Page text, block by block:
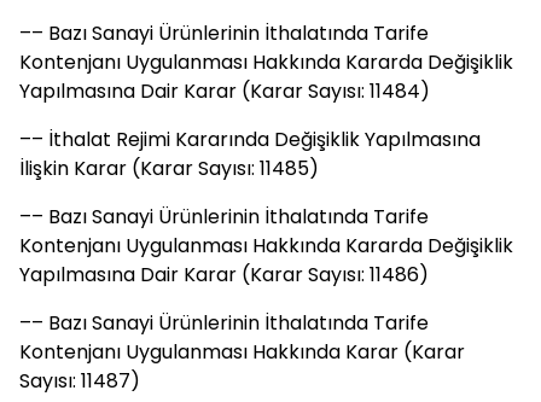
–– Bazı Sanayi Ürünlerinin İthalatında Tarife
Kontenjanı Uygulanması Hakkında Kararda Değişiklik
Yapılmasına Dair Karar (Karar Sayısı: 11484)
–– İthalat Rejimi Kararında Değişiklik Yapılmasına
İlişkin Karar (Karar Sayısı: 11485)
–– Bazı Sanayi Ürünlerinin İthalatında Tarife
Kontenjanı Uygulanması Hakkında Kararda Değişiklik
Yapılmasına Dair Karar (Karar Sayısı: 11486)
–– Bazı Sanayi Ürünlerinin İthalatında Tarife
Kontenjanı Uygulanması Hakkında Karar (Karar
Sayısı: 11487)